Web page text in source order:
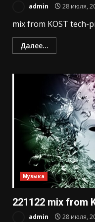
admin 28 июля,
mix from KOST tech-
Далее...
Музыка
221122 mix from
admin 28 июля,